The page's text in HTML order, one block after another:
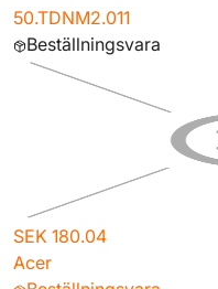
50.TDNM2.011
Beställningsvara
SEK 180.04
Acer